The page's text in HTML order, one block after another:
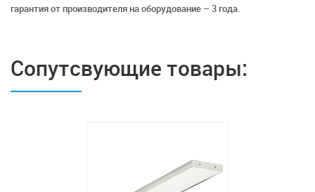
гарантия от производителя на оборудование – 3 года.
Сопутсвующие товары: